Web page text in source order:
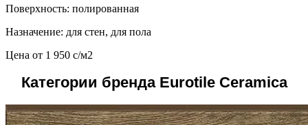
Поверхность: полированная
Назначение: для стен, для пола
Цена от 1 950 c/м2
Категории бренда Eurotile Ceramica